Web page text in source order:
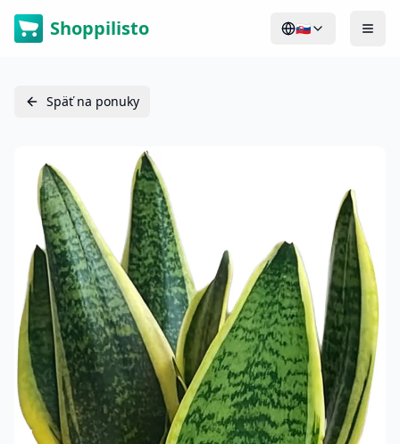
Shoppilisto 🇸🇰
Späť na ponuky